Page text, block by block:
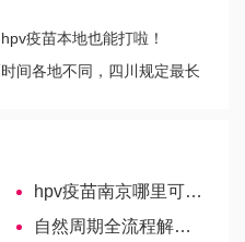
疫苗本地也能打啦！
间各地不同，四川规定最长
hpv疫苗南京哪里可以打？接种点、预约方法为你汇总！
自然周期全流程解析，全流程一览！